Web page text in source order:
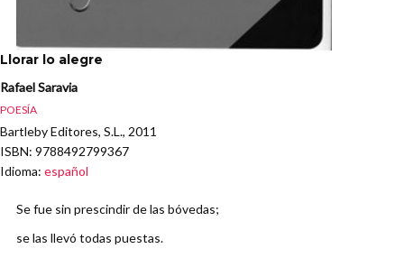
Llorar lo alegre
Rafael Saravia
POESÍA
Bartleby Editores, S.L., 2011
ISBN: 9788492799367
Idioma: español
Se fue sin prescindir de las bóvedas;
se las llevó todas puestas.